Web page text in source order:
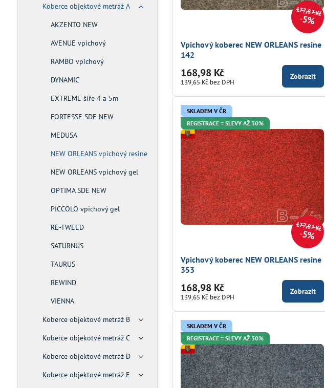
177,87 Kč
5%
Vpichový koberec NEW ORLEANS resine
142
168,98 Kč
139,65 Kč bez DPH
Zobrazit
177,87 Kč
5%
SKLADEM V ČR
REGISTRACE = SLEVY AŽ 30%
Vpichový koberec NEW ORLEANS resine
353
168,98 Kč
139,65 Kč bez DPH
Zobrazit
SKLADEM V ČR
REGISTRACE = SLEVY AŽ 30%
Koberce objektové metráž A
AKZENTO NEW
AVENUE vpichový
RAMBO vpichový
DYNAMIC
EXTREME šíře 4 a 5m
FORTESSE SDE NEW
MEDUSA
NEW ORLEANS vpichový resine
NEW ORLEANS vpichový gel
OPTIMA SDE NEW
PICCOLO vpichový gel
RE-TWEED
SATURNUS
TAURUS
REWIND
VIENNA
Koberce objektové metráž B
Koberce objekotvé metráž C
Koberce objektové metráž D
Koberce objektové metráž E